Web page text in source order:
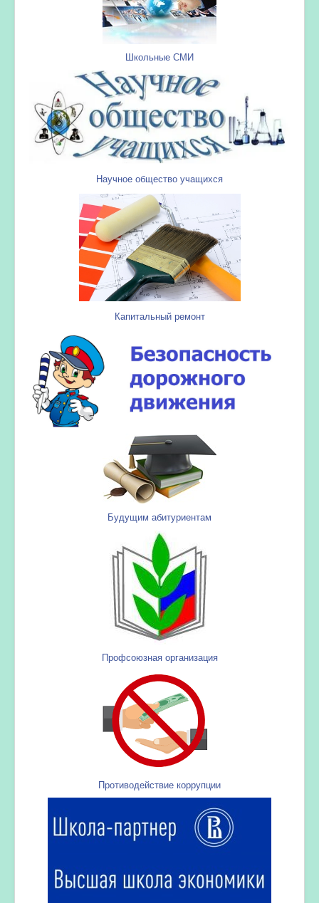
Школьные СМИ
Научное общество учащихся
Капитальный ремонт
Будущим абитуриентам
Профсоюзная организация
Противодействие коррупции